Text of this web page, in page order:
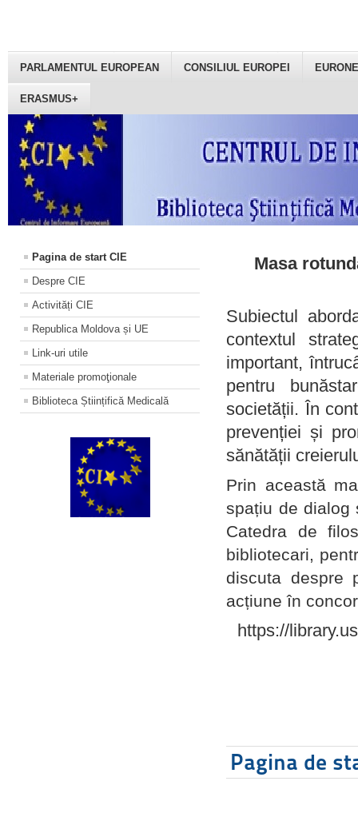
PARLAMENTUL EUROPEAN CONSILIUL EUROPEI
ERASMUS+
Pagina de start CIE
Despre CIE
Activități CIE
Republica Moldova și UE
Link-uri utile
Materiale promoţionale
Biblioteca Științifică Medicală
Masa
Subiectul
contextul
important,
pentru
societății. În
prevenției și
sănătății
Prin această
spațiu de dialog
Catedra de
bibliotecari,
discuta despre
acțiune în
https://
Pagina de